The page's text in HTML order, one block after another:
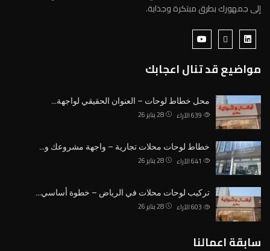
إلى جمهورك بطرق مبتكرة وجذابة.
مواضيع قد تنال اعجابك
محل خطاط لوحات – العنوان الحقيقي لواجهة…
28 يناير 26 الآراء
خطاط لوحات محلات تجارية – واجهة مشروعك و…
28 يناير 26 الآراء
تركيب لوحات محلات في الرياض – خطوة أساسي…
28 يناير 26 الآراء
سابقة اعمالنا